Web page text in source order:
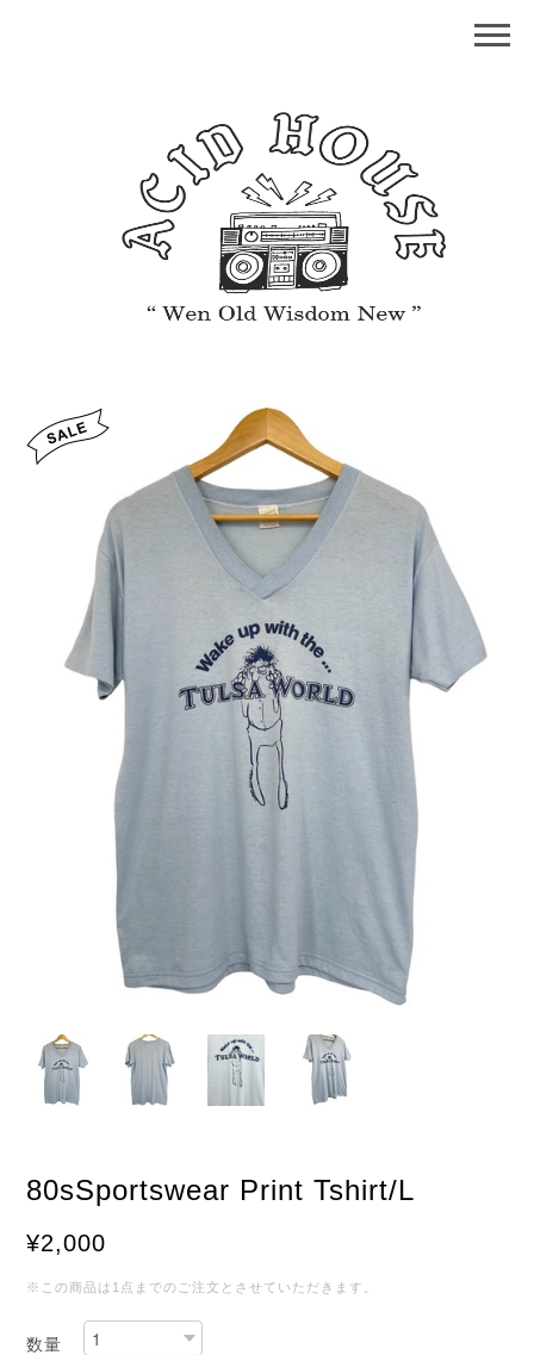
80sSportswear Print Tshirt/L
¥2,000
※この商品は1点までのご注文とさせていただきます。
数量